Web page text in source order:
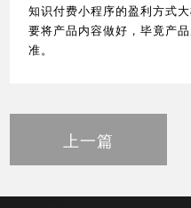
知识付费小程序的盈利方式
要将产品内容做好，毕竟产
准。
上一篇